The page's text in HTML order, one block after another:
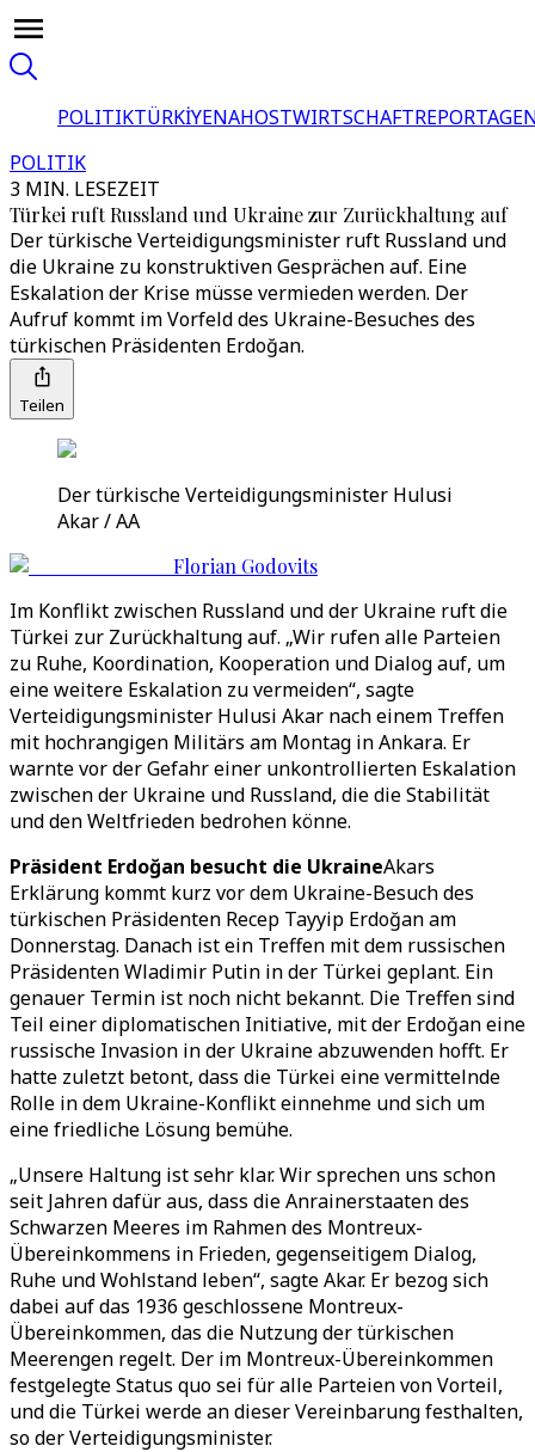
POLITIKTÜRKİYENAHOSTWIRTSCHAFT
POLITIK
3 MIN. LESEZEIT
Türkei ruft Russland und Ukraine zur Zurückhaltung auf
Der türkische Verteidigungsminister ruft Russland und
die Ukraine zu konstruktiven Gesprächen auf. Eine
Eskalation der Krise müsse vermieden werden. Der
Aufruf kommt im Vorfeld des Ukraine-Besuches des
türkischen Präsidenten Erdoğan.
Teilen
Der türkische Verteidigungsminister Hulusi
Akar / AA
Florian Godovits
Im Konflikt zwischen Russland und der Ukraine ruft die
Türkei zur Zurückhaltung auf. „Wir rufen alle Parteien
zu Ruhe, Koordination, Kooperation und Dialog auf, um
eine weitere Eskalation zu vermeiden“, sagte
Verteidigungsminister Hulusi Akar nach einem Treffen
mit hochrangigen Militärs am Montag in Ankara. Er
warnte vor der Gefahr einer unkontrollierten Eskalation
zwischen der Ukraine und Russland, die die Stabilität
und den Weltfrieden bedrohen könne.
Präsident Erdoğan besucht die UkraineAkars
Erklärung kommt kurz vor dem Ukraine-Besuch des
türkischen Präsidenten Recep Tayyip Erdoğan am
Donnerstag. Danach ist ein Treffen mit dem russischen
Präsidenten Wladimir Putin in der Türkei geplant. Ein
genauer Termin ist noch nicht bekannt. Die Treffen sind
Teil einer diplomatischen Initiative, mit der Erdoğan eine
russische Invasion in der Ukraine abzuwenden hofft. Er
hatte zuletzt betont, dass die Türkei eine vermittelnde
Rolle in dem Ukraine-Konflikt einnehme und sich um
eine friedliche Lösung bemühe.
„Unsere Haltung ist sehr klar. Wir sprechen uns schon
seit Jahren dafür aus, dass die Anrainerstaaten des
Schwarzen Meeres im Rahmen des Montreux-
Übereinkommens in Frieden, gegenseitigem Dialog,
Ruhe und Wohlstand leben“, sagte Akar. Er bezog sich
dabei auf das 1936 geschlossene Montreux-
Übereinkommen, das die Nutzung der türkischen
Meerengen regelt. Der im Montreux-Übereinkommen
festgelegte Status quo sei für alle Parteien von Vorteil,
und die Türkei werde an dieser Vereinbarung festhalten,
so der Verteidigungsminister.